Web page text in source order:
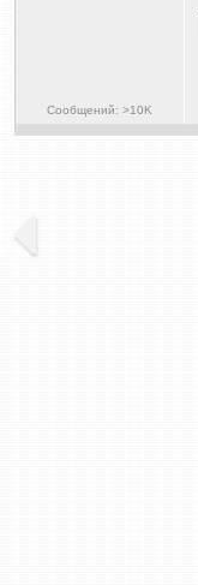
Сообщений: >10K